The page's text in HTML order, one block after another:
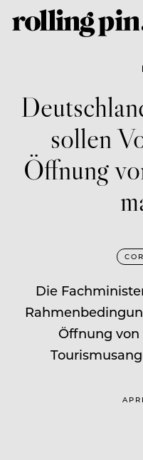
sollen
Öffnung
Die
Öffnung von